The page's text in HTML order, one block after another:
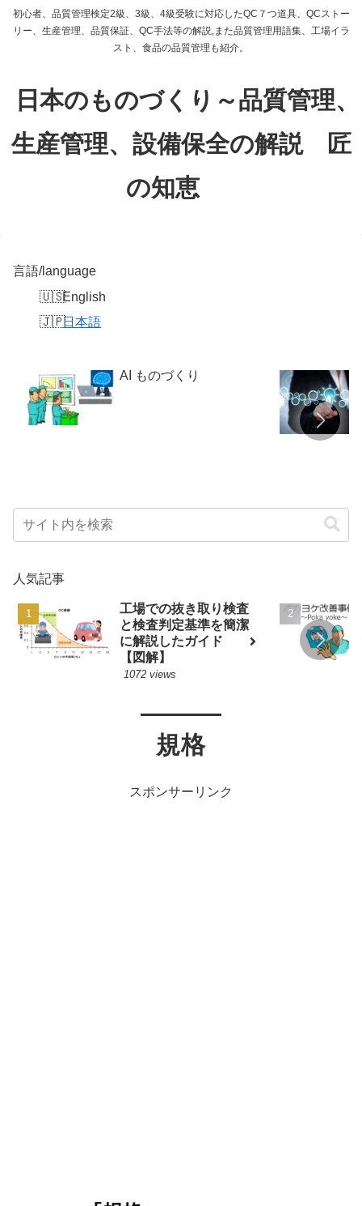
初心者、品質管理検定2級、3級、4級受験に対応したQC７つ道具、QCストー
リー、生産管理、品質保証、QC手法等の解説,また品質管理用語集、工場イラ
スト、食品の品質管理も紹介。
日本のものづくり～品質管理、
生産管理、設備保全の解説 匠
の知恵
言語/language
English
日本語
AI ものづくり
人気記事
工場での抜き取り検査
と検査判定基準を簡潔
に解説したガイド
【図解】
1072 views
規格
スポンサーリンク